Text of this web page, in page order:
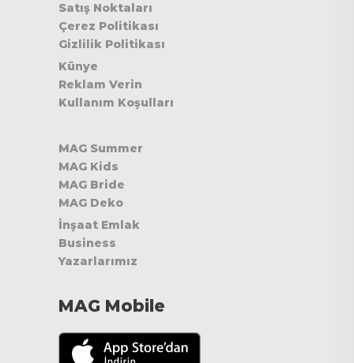
Satış Noktaları
Çerez Politikası
Gizlilik Politikası
Künye
Reklam Verin
Kullanım Koşulları
MAG Summer
MAG Kids
MAG Bride
MAG Deko
İnşaat Emlak
Business
Yazarlarımız
MAG Mobile